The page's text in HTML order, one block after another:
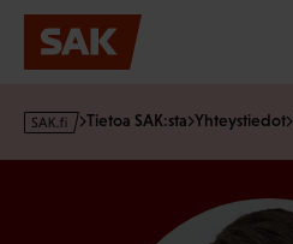
Hyppää
sisältöön
s
Tietoa SAK:sta Yhteystiedot